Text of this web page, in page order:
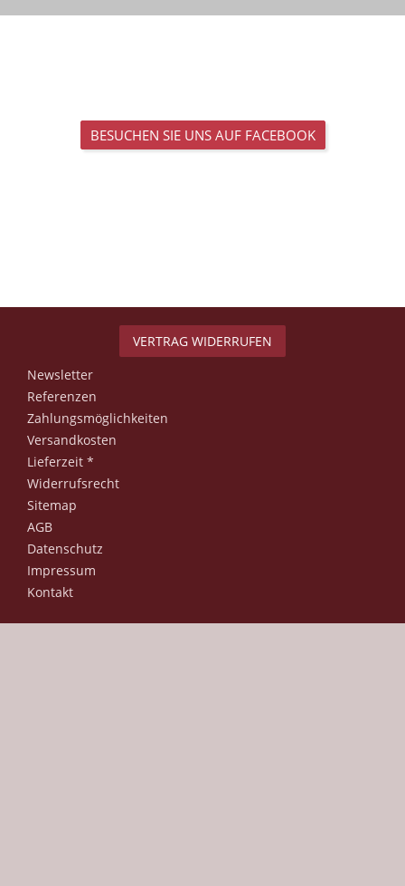
BESUCHEN SIE UNS AUF FACEBOOK
VERTRAG WIDERRUFEN
Newsletter
Referenzen
Zahlungsmöglichkeiten
Versandkosten
Lieferzeit *
Widerrufsrecht
Sitemap
AGB
Datenschutz
Impressum
Kontakt